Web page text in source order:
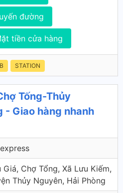
đường
tiền cửa hàng
STATION
Tống-Thủy
- Giao hàng nhanh
Giá, Chợ Tổng, Xã Lưu Kiếm,
Thủy Nguyên, Hải Phòng